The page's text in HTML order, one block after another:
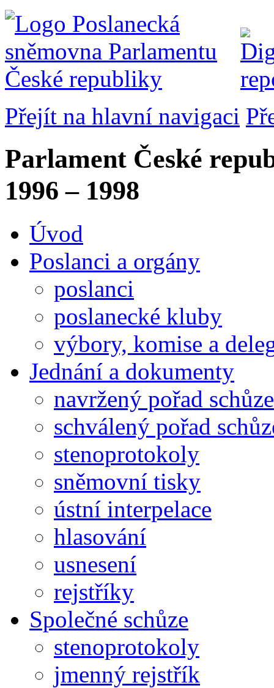
Přejít na hlavní navigaci
Parlament České
1996 – 1998
Úvod
Poslanci a orgány
poslanci
poslanecké kluby
výbory, komise a
Jednání a dokumenty
navržený pořad schůze
schválený pořad
stenoprotokoly
sněmovní tisky
ústní interpelace
hlasování
usnesení
rejstříky
Společné schůze
stenoprotokoly
jmenný rejstřík